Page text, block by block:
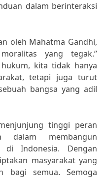
dalam berinteraksi
oleh Mahatma Gandhi,
yang tegak.”
kita tidak hanya
tetapi juga turut
bangsa yang adil
tinggi peran
dalam membangun
di Indonesia. Dengan
masyarakat yang
bagi semua. Semoga